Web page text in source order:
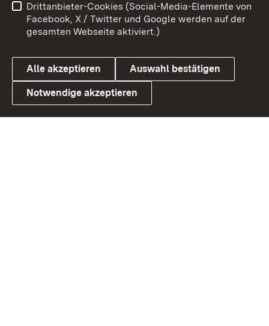
Link zum Landesportal
Barrierefreiheit
Datenschutz
Cookies
Drittanbieter-Cookies (Social-Media-Elemente von
Facebook, X / Twitter und Google werden auf der
gesamten Webseite aktiviert.)
Alle akzeptieren Auswahl bestätigen
Notwendige akzeptieren